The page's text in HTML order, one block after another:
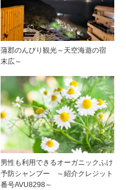
蒲郡のんびり観光～天空海遊の宿
末広～
男性も利用できるオーガニックふけ
予防シャンプー ～紹介クレジット
番号AVU8298～